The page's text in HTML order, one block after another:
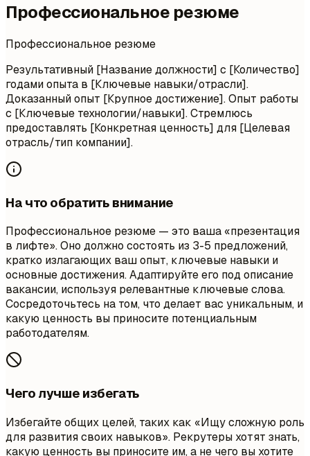
Профессиональное резюме
Профессиональное резюме
Результативный [Название должности] с [Количество]
годами опыта в [Ключевые навыки/отрасли].
Доказанный опыт [Крупное достижение]. Опыт работы
с [Ключевые технологии/навыки]. Стремлюсь
предоставлять [Конкретная ценность] для [Целевая
отрасль/тип компании].
На что обратить внимание
Профессиональное резюме — это ваша «презентация
в лифте». Оно должно состоять из 3-5 предложений,
кратко излагающих ваш опыт, ключевые навыки и
основные достижения. Адаптируйте его под описание
вакансии, используя релевантные ключевые слова.
Сосредоточьтесь на том, что делает вас уникальным, и
какую ценность вы приносите потенциальным
работодателям.
Чего лучше избегать
Избегайте общих целей, таких как «Ищу сложную роль
для развития своих навыков». Рекрутеры хотят знать,
какую ценность вы приносите им, а не чего вы хотите